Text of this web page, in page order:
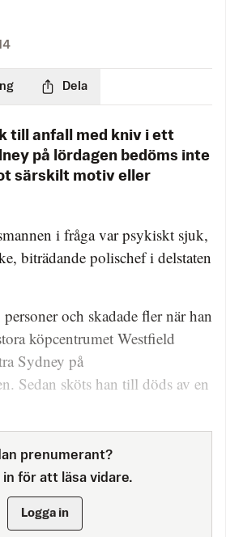
Dela
till anfall med kniv i ett
på lördagen bedöms inte
särskilt motiv eller
i fråga var psykiskt sjuk,
biträdande polischef i delstaten
och skadade fler när han
köpcentrumet Westfield
Sydney på
Sedan sköts han till döds av en
prenumerant?
in för att läsa vidare.
Logga in